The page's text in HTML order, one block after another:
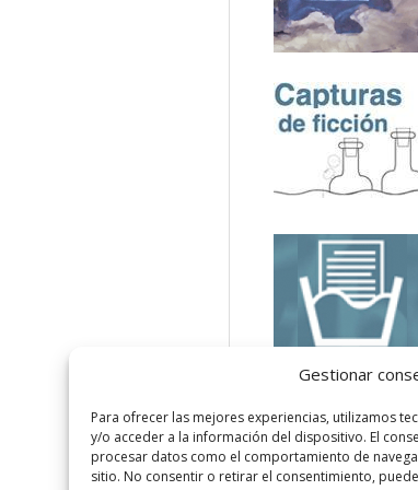
Gestionar
Para ofrecer las mejores experiencias, utilizamos
y/o acceder a la información del dispositivo. El
procesar datos como el comportamiento de
sitio. No consentir o retirar el consentimiento,